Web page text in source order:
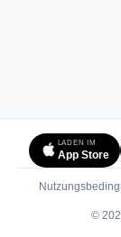
LADEN IM
App Store
©